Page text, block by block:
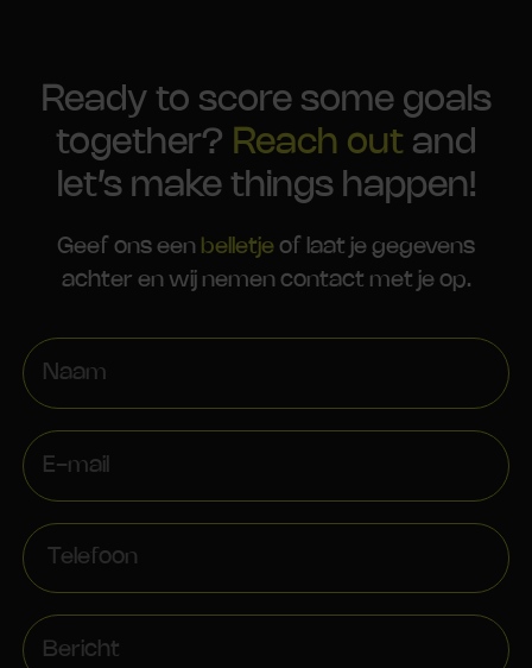
Ready to score some goals
together? Reach out and
let’s make things happen!
Geef ons een belletje of laat je gegevens
achter en wij nemen contact met je op.